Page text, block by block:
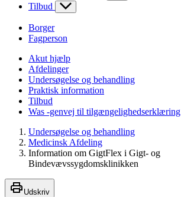
Tilbud
Borger
Fagperson
Akut hjælp
Afdelinger
Undersøgelse og behandling
Praktisk information
Tilbud
Was -genvej til tilgængelighedserklæring
Undersøgelse og behandling
Medicinsk Afdeling
Information om GigtFlex i Gigt- og
Bindevævssygdomsklinikken
Udskriv